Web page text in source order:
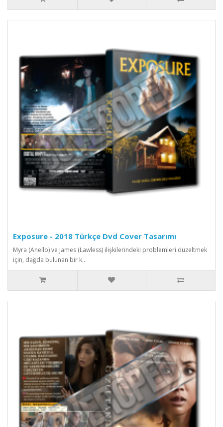
Exposure - 2018 Türkçe Dvd Cover Tasarımı
Myra (Anello) ve James (Lawless) ilişkilerindeki problemleri düzeltmek
için, dağda bulunan bir k..